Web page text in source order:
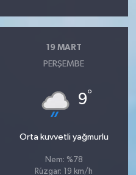
19 MART
PERŞEMBE
9°
Orta kuvvetli yağmurlu
Nem: %78
Rüzgar: 19 km/h